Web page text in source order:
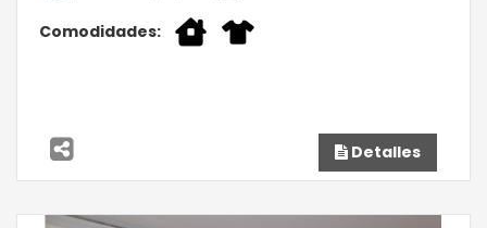
Comodidades:
Detalles